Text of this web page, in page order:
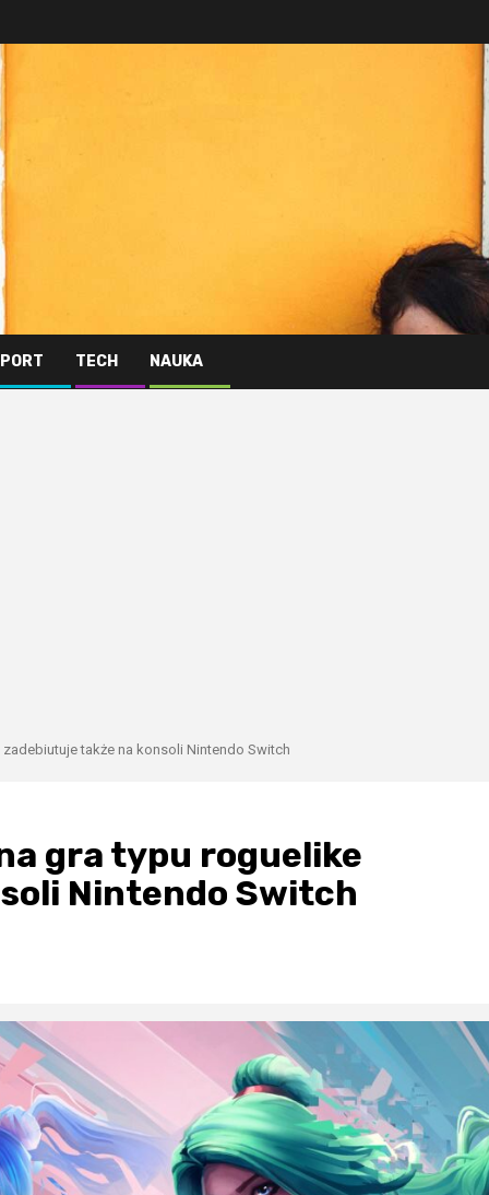
TECH NAUKA
także na konsoli Nintendo Switch
gra typu roguelike
Nintendo Switch